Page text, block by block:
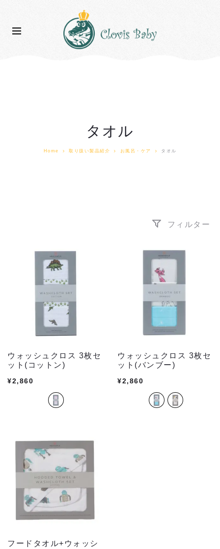
タオル
Home 取り扱い製品紹介 お風呂・ケア タオル
フィルター
ウォッシュクロス 3枚セ
ット(コットン)
¥2,860
ウォッシュクロス 3枚セ
ット(バンブー)
¥2,860
フードタオル+ウォッシ